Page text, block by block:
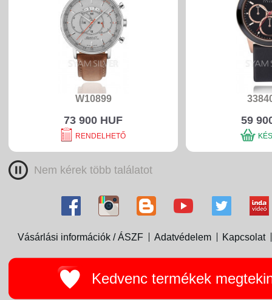
W10899
73 900 HUF
RENDELHETŐ
59
Nem kérek több találatot
Vásárlási információk / ÁSZF Adatvédelem Kapcsolat
Kedvenc termékek